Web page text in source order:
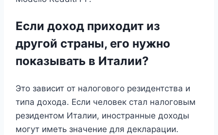
Если доход приходит из
другой страны, его нужно
показывать в Италии?
Это зависит от налогового резидентства и
типа дохода. Если человек стал налоговым
резидентом Италии, иностранные доходы
могут иметь значение для декларации.